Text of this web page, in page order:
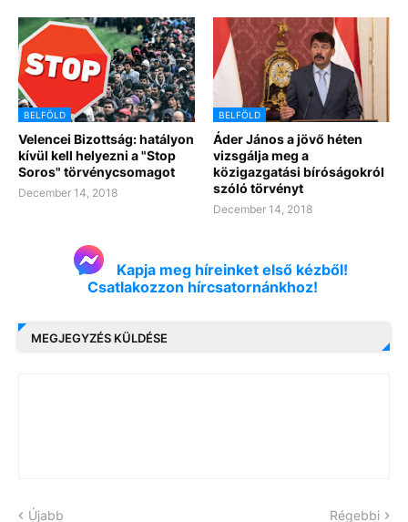
BELFÖLD
Velencei Bizottság: hatályon
kívül kell helyezni a "Stop
Soros" törvénycsomagot
December 14, 2018
BELFÖLD
Áder János a jövő héten
vizsgálja meg a
közigazgatási bíróságokról
szóló törvényt
December 14, 2018
Kapja meg híreinket első kézből!
Csatlakozzon hírcsatornánkhoz!
MEGJEGYZÉS KÜLDÉSE
Újabb Régebbi